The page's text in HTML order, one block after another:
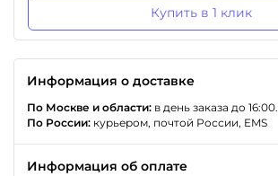
Купить в 1 клик
Информация о доставке
По Москве и области: в день заказа до 16:00.
По России: курьером, почтой России, EMS
Информация об оплате